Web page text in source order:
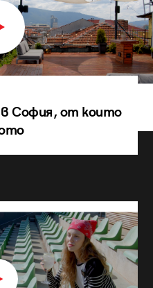
в София, от които